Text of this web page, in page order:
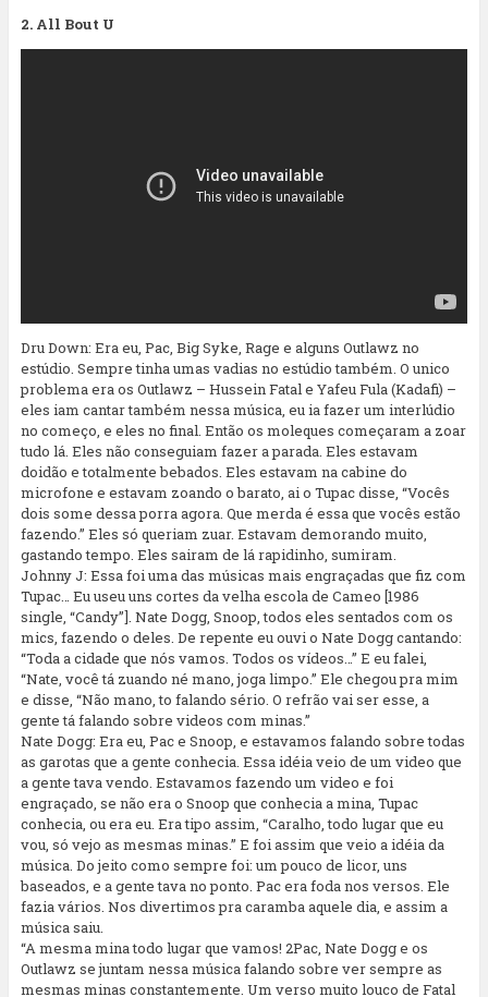
2. All Bout U
Dru Down: Era eu, Pac, Big Syke, Rage e alguns Outlawz no
estúdio. Sempre tinha umas vadias no estúdio também. O unico
problema era os Outlawz – Hussein Fatal e Yafeu Fula (Kadafi) –
eles iam cantar também nessa música, eu ia fazer um interlúdio
no começo, e eles no final. Então os moleques começaram a zoar
tudo lá. Eles não conseguiam fazer a parada. Eles estavam
doidão e totalmente bebados. Eles estavam na cabine do
microfone e estavam zoando o barato, ai o Tupac disse, “Vocês
dois some dessa porra agora. Que merda é essa que vocês estão
fazendo.” Eles só queriam zuar. Estavam demorando muito,
gastando tempo. Eles sairam de lá rapidinho, sumiram.
Johnny J: Essa foi uma das músicas mais engraçadas que fiz com
Tupac… Eu useu uns cortes da velha escola de Cameo [1986
single, “Candy”]. Nate Dogg, Snoop, todos eles sentados com os
mics, fazendo o deles. De repente eu ouvi o Nate Dogg cantando:
“Toda a cidade que nós vamos. Todos os vídeos…” E eu falei,
“Nate, você tá zuando né mano, joga limpo.” Ele chegou pra mim
e disse, “Não mano, to falando sério. O refrão vai ser esse, a
gente tá falando sobre videos com minas.”
Nate Dogg: Era eu, Pac e Snoop, e estavamos falando sobre todas
as garotas que a gente conhecia. Essa idéia veio de um video que
a gente tava vendo. Estavamos fazendo um video e foi
engraçado, se não era o Snoop que conhecia a mina, Tupac
conhecia, ou era eu. Era tipo assim, “Caralho, todo lugar que eu
vou, só vejo as mesmas minas.” E foi assim que veio a idéia da
música. Do jeito como sempre foi: um pouco de licor, uns
baseados, e a gente tava no ponto. Pac era foda nos versos. Ele
fazia vários. Nos divertimos pra caramba aquele dia, e assim a
música saiu.
“A mesma mina todo lugar que vamos! 2Pac, Nate Dogg e os
Outlawz se juntam nessa música falando sobre ver sempre as
mesmas minas constantemente. Um verso muito louco de Fatal